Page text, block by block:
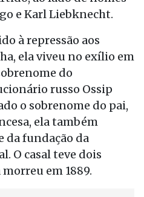
e Karl Liebknecht.
à repressão aos
ela viveu no exílio em
do
russo Ossip
o sobrenome do pai,
ela também
fundação da
O casal teve dois
em 1889.